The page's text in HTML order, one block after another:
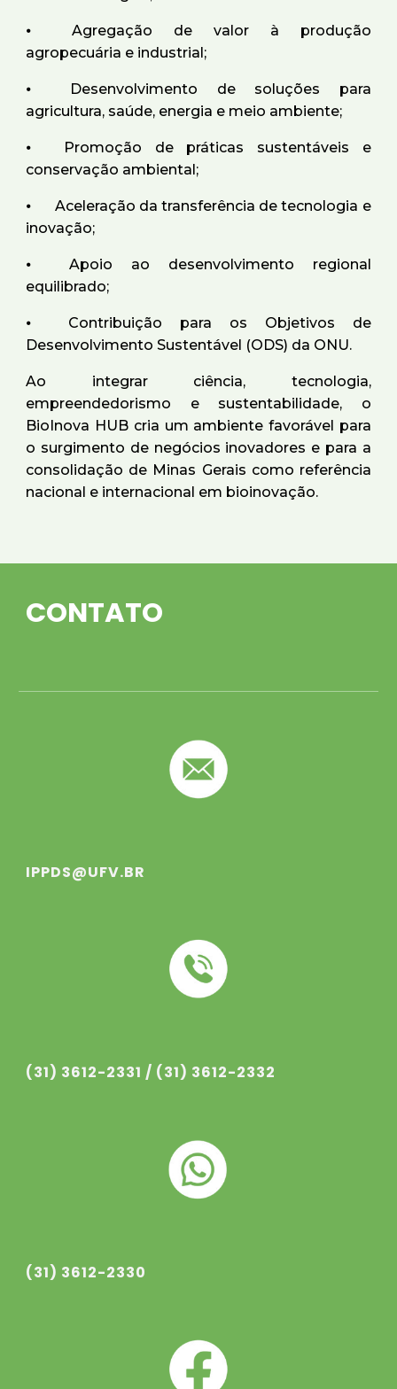
⦁
Agregação de valor à produção
agropecuária e industrial;
⦁
Desenvolvimento de soluções para
agricultura, saúde, energia e meio ambiente;
⦁
Promoção de práticas sustentáveis e
conservação ambiental;
⦁
Aceleração da transferência de tecnologia e
inovação;
⦁
Apoio ao desenvolvimento regional
equilibrado;
⦁
Contribuição para os Objetivos de
Desenvolvimento Sustentável (ODS) da ONU.
Ao integrar ciência, tecnologia,
empreendedorismo e sustentabilidade, o
BioInova HUB cria um ambiente favorável para
o surgimento de negócios inovadores e para a
consolidação de Minas Gerais como referência
nacional e internacional em bioinovação.
CONTATO
IPPDS@UFV.BR
(31) 3612-2331 / (31) 3612-2332
(31) 3612-2330